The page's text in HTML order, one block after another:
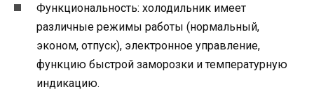
Функциональность: холодильник имеет
различные режимы работы (нормальный,
эконом, отпуск), электронное управление,
функцию быстрой заморозки и температурную
индикацию.